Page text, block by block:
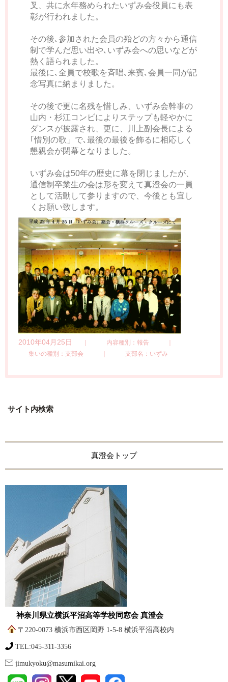
叉、共に永年務められたいずみ会役員にも表
彰が行われました。
その後､参加された会員の殆どの方々から通信
制で学んだ思い出や､いずみ会への思いなどが
熱く語られました。
最後に､全員で校歌を斉唱､来賓､会員一同が記
念写真に納まりました。
その後で更に名残を惜しみ、いずみ会幹事の
山内・杉江コンビによりステップも軽やかに
ダンスが披露され、更に、川上副会長による
｢惜別の歌」で､最後の最後を飾るに相応しく
懇親会が閉幕となりました。
いずみ会は50年の歴史に幕を閉じましたが、
通信制卒業生の会は形を変えて真澄会の一員
として活動して参りますので、今後とも宜し
くお願い致します。
2010年04月25日 ｜ 内容種別：報告
｜
集いの種別：支部会
｜ 支部名：いずみ
サイト内検索
真澄会トップ
神奈川県立横浜平沼高等学校同窓会 真澄会
〒220-0073 横浜市西区岡野 1-5-8 横浜平沼高校内
TEL:045-311-3356
jimukyoku@masumikai.org